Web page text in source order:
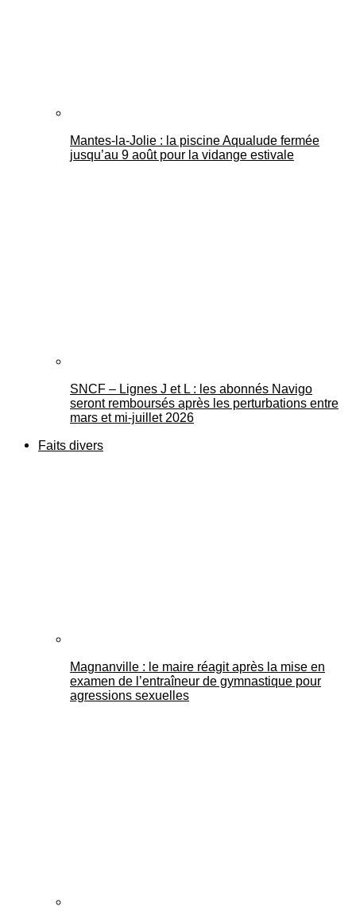
Mantes-la-Jolie : la piscine Aqualude fermée
jusqu’au 9 août pour la vidange estivale
SNCF – Lignes J et L : les abonnés Navigo
seront remboursés après les perturbations entre
mars et mi-juillet 2026
Faits divers
Magnanville : le maire réagit après la mise en
examen de l’entraîneur de gymnastique pour
agressions sexuelles